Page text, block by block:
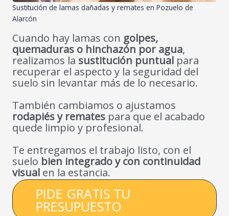
Sustitución de lamas dañadas y remates en Pozuelo de
Alarcón
Cuando hay lamas con golpes,
quemaduras o hinchazón por agua,
realizamos la sustitución puntual para
recuperar el aspecto y la seguridad del
suelo sin levantar más de lo necesario.
También cambiamos o ajustamos
rodapiés y remates para que el acabado
quede limpio y profesional.
Te entregamos el trabajo listo, con el
suelo bien integrado y con continuidad
visual en la estancia.
PIDE GRATIS TU
PRESUPUESTO